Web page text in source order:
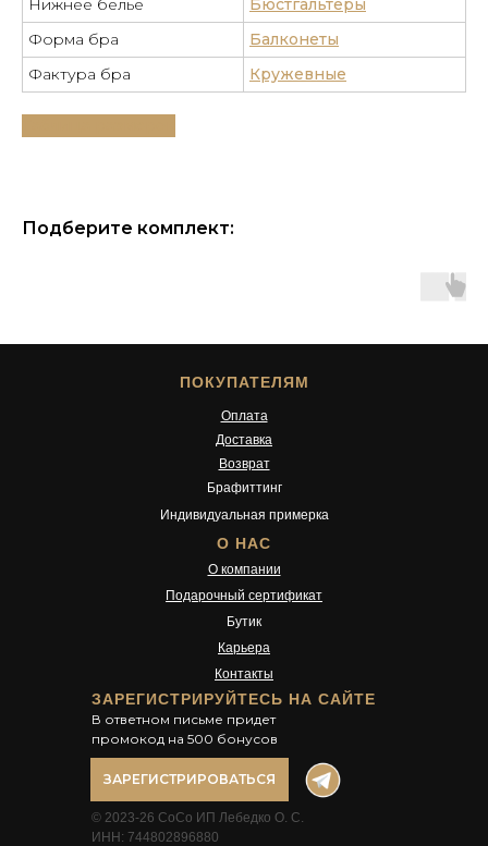
Нижнее белье
Бюстгальтеры
Форма бра
Балконеты
Фактура бра
Кружевные
Подберите комплект:
ПОКУПАТЕЛЯМ
О НАС
© 2023-26 CoCo ИП Лебедко О. С.
ИНН: 744802896880
ЗАРЕГИСТРИРУЙТЕСЬ НА САЙТЕ
В ответном письме придет
промокод на 500 бонусов
Оплата
Доставка
Брафиттинг
Индивидуальная примерка
Возврат
Подарочный сертификат
О компании
Бутик
Карьера
ЗАРЕГИСТРИРОВАТЬСЯ
Контакты